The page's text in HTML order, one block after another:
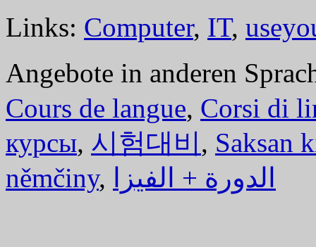
Links: Computer, IT,
Angebote in anderen
Cours de langue, Corsi di
курсы, 시험대비, Saksan
němčiny, الدورة + الفيزا